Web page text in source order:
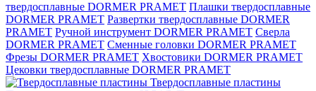
твердосплавные DORMER PRAMET Плашки твердосплавные
DORMER PRAMET Развертки твердосплавные DORMER
PRAMET Ручной инструмент DORMER PRAMET Сверла
DORMER PRAMET Сменные головки DORMER PRAMET
Фрезы DORMER PRAMET Хвостовики DORMER PRAMET
Цековки твердосплавные DORMER PRAMET
Твердосплавные пластины